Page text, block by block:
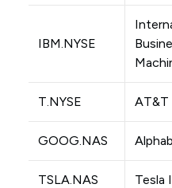
IBM.NYSE
T.NYSE AT&T
GOOG.NAS
TSLA.NAS Tesla